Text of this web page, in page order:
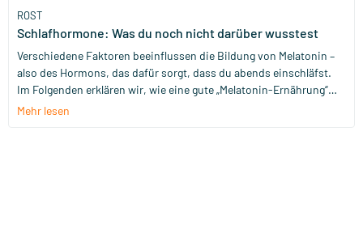
ROST
Schlafhormone: Was du noch nicht darüber wusstest
Verschiedene Faktoren beeinflussen die Bildung von Melatonin –
also des Hormons, das dafür sorgt, dass du abends einschläfst.
Im Folgenden erklären wir, wie eine gute „Melatonin-Ernährung“
aussieht, was du besser nicht essen solltest und welche anderen
Mehr lesen